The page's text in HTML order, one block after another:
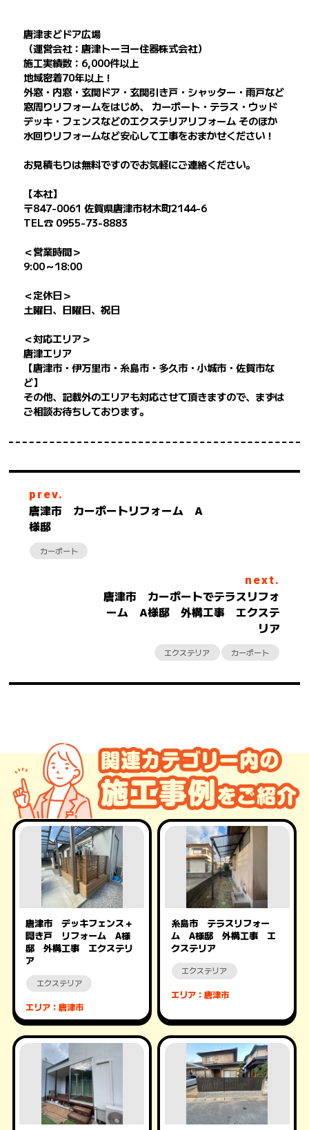
唐津まどドア広場
（運営会社：唐津トーヨー住器株式会社）
施工実績数：6,000件以上
地域密着70年以上！
外窓・内窓・玄関ドア・玄関引き戸・シャッター・雨戸など
窓周りリフォームをはじめ、 カーポート・テラス・ウッド
デッキ・フェンスなどのエクステリアリフォーム そのほか
水回りリフォームなど安心して工事をおまかせください！
お見積もりは無料ですのでお気軽にご連絡ください。
【本社】
〒847-0061 佐賀県唐津市材木町2144-6
TEL☎ 0955-73-8883
＜営業時間＞
9:00～18:00
＜定休日＞
土曜日、日曜日、祝日
＜対応エリア＞
唐津エリア
【唐津市・伊万里市・糸島市・多久市・小城市・佐賀市な
ど】
その他、記載外のエリアも対応させて頂きますので、まずは
ご相談お待ちしております。
prev.
唐津市 カーポートリフォーム A
様邸
カーポート
next.
唐津市 カーポートでテラスリフォ
ーム A様邸 外構工事 エクステ
リア
エクステリア カーポート
唐津市 デッキフェンス＋
開き戸 リフォーム A様
邸 外構工事 エクステリ
ア
エクステリア
エリア：唐津市
糸島市 テラスリフォー
ム A様邸 外構工事 エ
クステリア
エクステリア
エリア：唐津市